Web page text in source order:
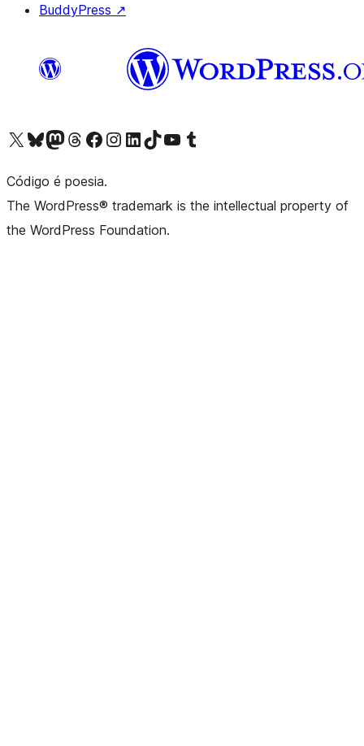
BuddyPress ↗
Acessar nossa conta do X (antigo Twitter)
Acessar nossa conta do Bluesky
Acessar nossa conta do Mastodon
Acessar nossa conta do Threads
Acessar nossa página do Facebook
Acessar nossa conta do Instagram
Acessar nossa conta do LinkedIn
Acessar nossa conta do TikTok
Acessar nosso canal do YouTube
Acessar nossa conta no Tumblr
Código é poesia.
The WordPress® trademark is the intellectual property of
the WordPress Foundation.